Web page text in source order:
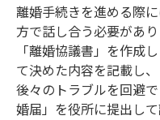
離婚手続きを進める際
方で話し合う必要があ
「離婚協議書」を作成
て決めた内容を記載し
後々のトラブルを回避
婚届」を役所に提出して